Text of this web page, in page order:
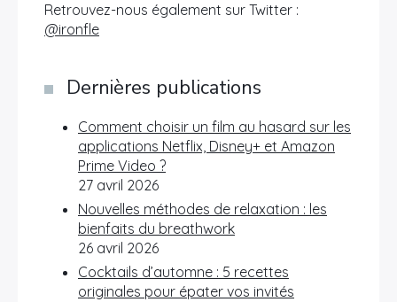
Retrouvez-nous également sur Twitter :
@ironfle
Dernières publications
Comment choisir un film au hasard sur les
applications Netflix, Disney+ et Amazon
Prime Video ?
27 avril 2026
Nouvelles méthodes de relaxation : les
bienfaits du breathwork
26 avril 2026
Cocktails d’automne : 5 recettes
originales pour épater vos invités